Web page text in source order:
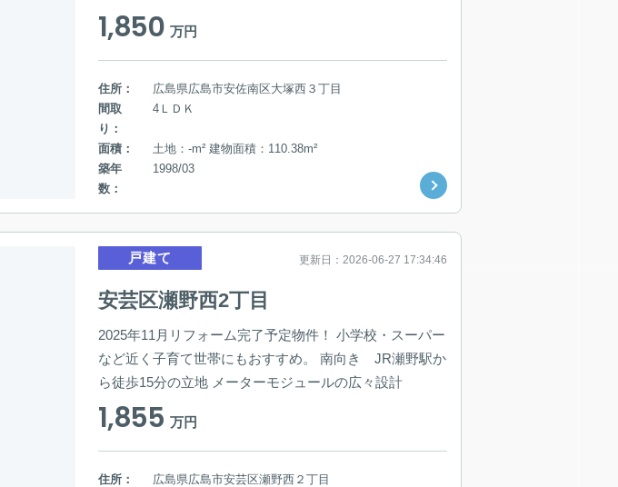
1,850 万円
住所：
広島県広島市安佐南区大塚西３丁目
間取
り：
4ＬＤＫ
面積：
土地：-m² 建物面積：110.38m²
築年
数：
1998/03
戸建て 更新日：2026-06-27 17:34:46
安芸区瀬野西2丁目
2025年11月リフォーム完了予定物件！ 小学校・スーパー
など近く子育て世帯にもおすすめ。 南向き JR瀬野駅か
ら徒歩15分の立地 メーターモジュールの広々設計
1,855 万円
住所：
広島県広島市安芸区瀬野西２丁目